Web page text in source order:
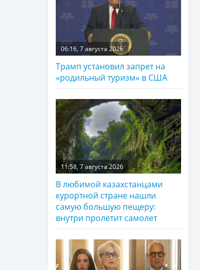
06:16, 7 августа 2026
Трамп установил запрет на
«родильный туризм» в США
11:58, 7 августа 2026
В любимой казахстанцами
курортной стране нашли
самую большую пещеру:
внутри пролетит самолет